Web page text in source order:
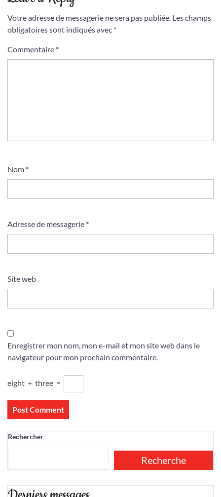
Votre adresse de messagerie ne sera pas publiée. Les champs
obligatoires sont indiqués avec *
Commentaire *
Nom *
Adresse de messagerie *
Site web
Enregistrer mon nom, mon e-mail et mon site web dans le
navigateur pour mon prochain commentaire.
eight + three =
Rechercher
Recherche